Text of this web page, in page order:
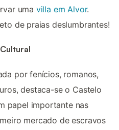
uma villa em Alvor.
de praias deslumbrantes!
por fenícios, romanos,
destaca-se o Castelo
papel importante nas
mercado de escravos